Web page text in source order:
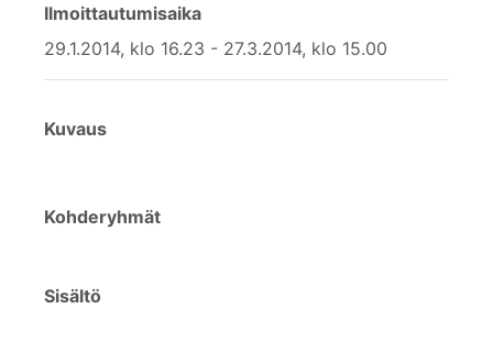
Ilmoittautumisaika
29.1.2014, klo 16.23 - 27.3.2014, klo 15.00
Kuvaus
Kohderyhmät
Sisältö